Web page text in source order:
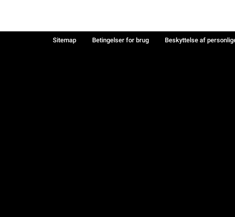
Sitemap Betingelser for brug Beskyttelse af